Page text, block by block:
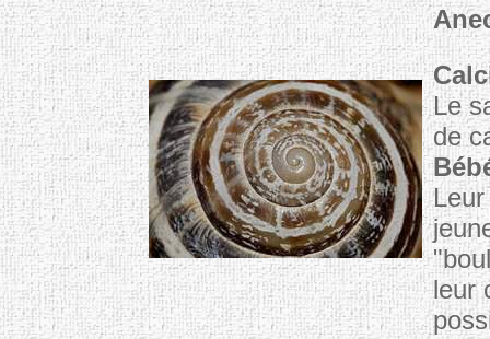
Le
de
leur